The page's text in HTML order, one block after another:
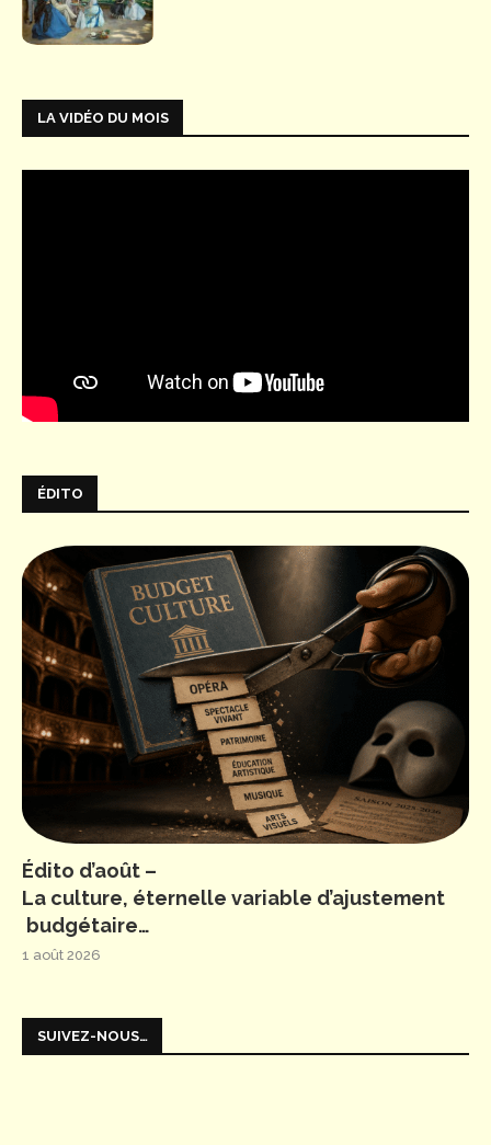
LA VIDÉO DU MOIS
ÉDITO
Édito d’août –
La culture, éternelle variable d’ajustement
budgétaire…
1 août 2026
SUIVEZ-NOUS…